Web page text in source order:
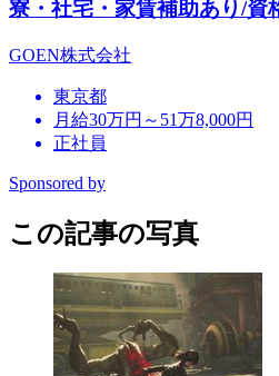
寮・社宅・家賃補助あり/資
GOEN株式会社
東京都
月給30万円～51万8,000円
正社員
Sponsored by
この記事の写真